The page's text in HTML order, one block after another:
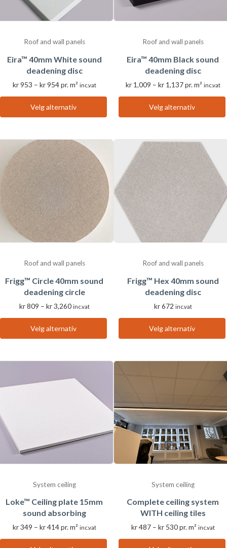
Roof and wall panels
Eira™ 40mm White sound
deadening disc
kr953 – kr954Prisområde:
kr 954
pr. m² inc.vat
Velg alternativ
Dette
flere
varianter.
Alternativene
kan
velges
på
produktsiden
Roof and wall panels
Eira™ 40mm Black sound
deadening disc
kr1,009 – kr1,137Prisområde:
kr 1,137
pr. m² inc.vat
Velg alternativ
Dette
flere
varianter.
Alternativene
kan
velges
på
produktsiden
Roof and wall panels
Frigg™ Circle 40mm sound
deadening circle
kr809 – kr3,260Prisområde:
kr 3,260
inc.vat
Velg alternativ
Dette
varianter.
Alternativene
produktsiden
Roof and wall panels
Frigg™ Hex 40mm sound
deadening disc
kr672 inc.vat
Velg alternativ
Dette
varianter.
velges
på
produktsiden
System ceiling
Loke™ Ceiling plate 15mm
sound absorbing
kr349 – kr414Prisområde:
pr. m² inc.vat
System ceiling
Complete ceiling system
WITH ceiling tiles
kr487 – kr530Prisområde:
pr. m² inc.vat